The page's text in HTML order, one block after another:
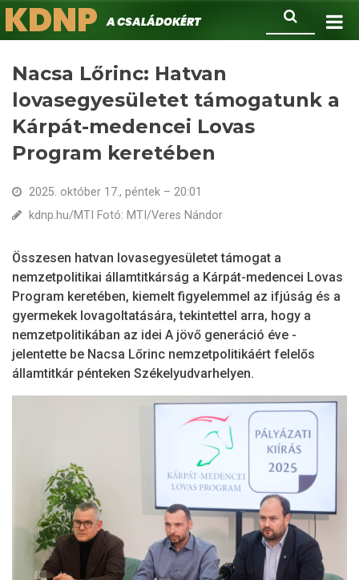
Ugrás
a
Keresés
KDNPA családokért.
Nacsa Lőrinc: Hatvan
lovasegyesületet támogatunk a
Kárpát-medencei Lovas
Program keretében
2025. október 17., péntek – 20:01
kdnp.hu/MTI Fotó: MTI/Veres Nándor
Összesen hatvan lovasegyesületet támogat a
nemzetpolitikai államtitkárság a Kárpát-medencei Lovas
Program keretében, kiemelt figyelemmel az ifjúság és a
gyermekek lovagoltatására, tekintettel arra, hogy a
nemzetpolitikában az idei A jövő generáció éve -
jelentette be Nacsa Lőrinc nemzetpolitikáért felelős
államtitkár pénteken Székelyudvarhelyen.